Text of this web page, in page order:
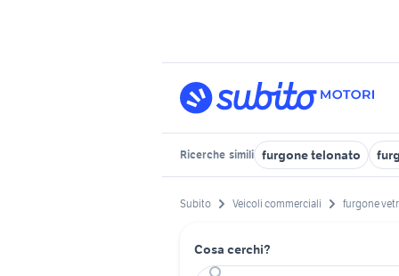
Ricerche simili furgone telonato
Subito Veicoli commerciali furgone
Cosa cerchi?